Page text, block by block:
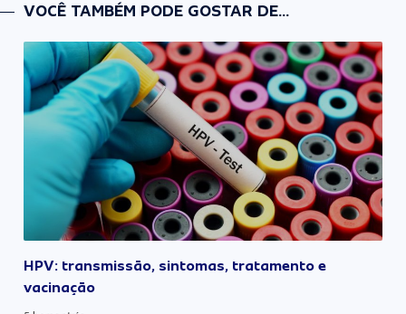
VOCÊ TAMBÉM PODE GOSTAR DE...
HPV: transmissão, sintomas, tratamento e
vacinação